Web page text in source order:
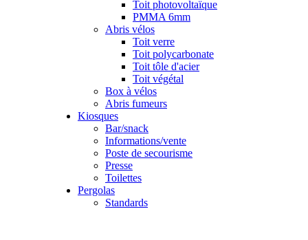
Toit photovoltaïque
PMMA 6mm
Abris vélos
Toit verre
Toit polycarbonate
Toit tôle d'acier
Toit végétal
Box à vélos
Abris fumeurs
Kiosques
Bar/snack
Informations/vente
Poste de secourisme
Presse
Toilettes
Pergolas
Standards